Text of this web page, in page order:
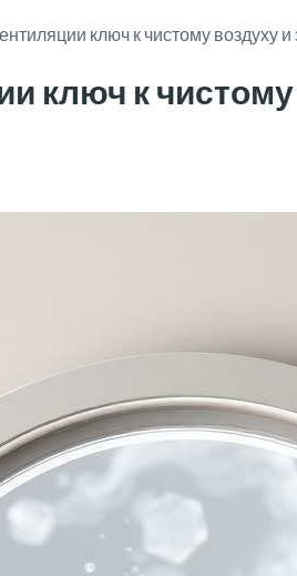
ключ к чистому воздуху
ключ к чистому